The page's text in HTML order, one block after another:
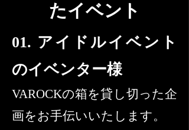
たイベント
01. アイドルイベント
のイベンター様
VAROCKの箱を貸し切った企
画をお手伝いいたします。